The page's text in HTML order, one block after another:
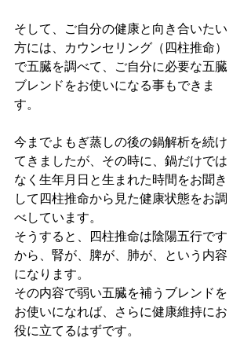
そして、ご自分の健康と向き合いたい
方には、カウンセリング（四柱推命）
で五臓を調べて、ご自分に必要な五臓
ブレンドをお使いになる事もできま
す。
今までよもぎ蒸しの後の鍋解析を続け
てきましたが、その時に、鍋だけでは
なく生年月日と生まれた時間をお聞き
して四柱推命から見た健康状態をお調
べしています。
そうすると、四柱推命は陰陽五行です
から、腎が、脾が、肺が、という内容
になります。
その内容で弱い五臓を補うブレンドを
お使いになれば、さらに健康維持にお
役に立てるはずです。